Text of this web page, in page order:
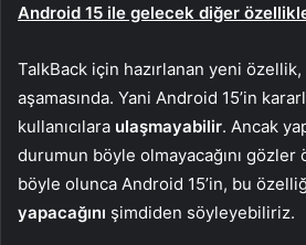
Android 15 ile gelecek diğer
TalkBack için hazırlanan yeni
aşamasında. Yani Android 15’in
kullanıcılara ulaşmayabilir. Ancak
durumun böyle olmayacağını gözler
böyle olunca Android 15’in, bu
yapacağını şimdiden söyleyebiliriz.